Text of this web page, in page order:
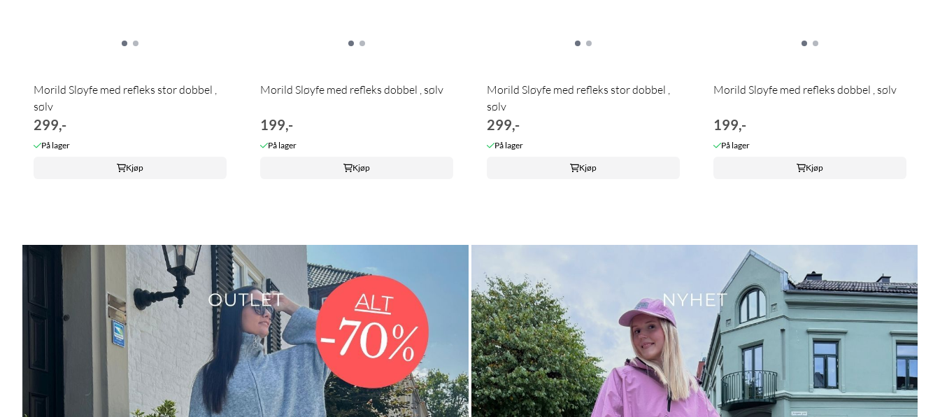
Morild Sløyfe med refleks stor dobbel ,
sølv
299,-
På lager
Kjøp
Morild Sløyfe med refleks dobbel , sølv
199,-
På lager
Kjøp
Morild Sløyfe med refleks stor dobbel ,
sølv
299,-
På lager
Kjøp
Morild Sløyfe med refleks dobbel , sølv
199,-
På lager
Kjøp